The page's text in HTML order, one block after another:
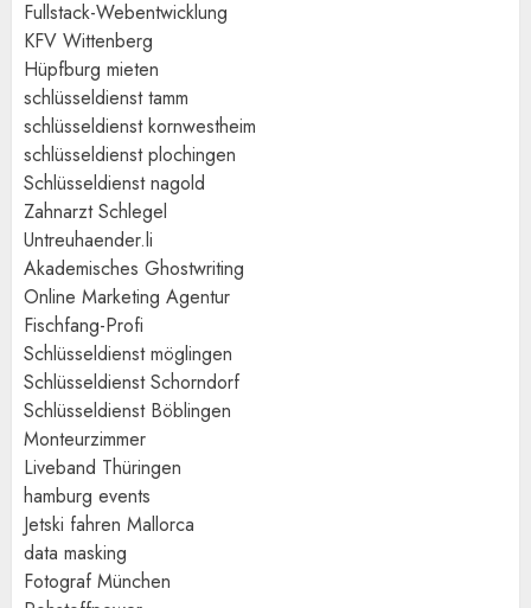
Fullstack-Webentwicklung
KFV Wittenberg
Hüpfburg mieten
schlüsseldienst tamm
schlüsseldienst kornwestheim
schlüsseldienst plochingen
Schlüsseldienst nagold
Zahnarzt Schlegel
Untreuhaender.li
Akademisches Ghostwriting
Online Marketing Agentur
Fischfang-Profi
Schlüsseldienst möglingen
Schlüsseldienst Schorndorf
Schlüsseldienst Böblingen
Monteurzimmer
Liveband Thüringen
hamburg events
Jetski fahren Mallorca
data masking
Fotograf München